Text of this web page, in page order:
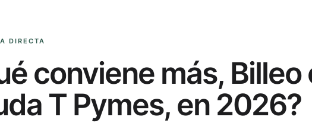
DIRECTA
conviene más, Billeo
T Pymes, en 2026?